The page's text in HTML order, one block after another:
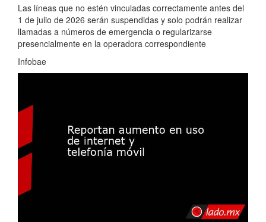
Las líneas que no estén vinculadas correctamente antes del
1 de julio de 2026 serán suspendidas y solo podrán realizar
llamadas a números de emergencia o regularizarse
presencialmente en la operadora correspondiente
Infobae